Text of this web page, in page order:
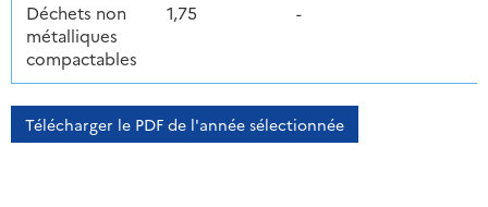
Déchets non
métalliques
compactables
1,75 -
Télécharger le PDF de l'année sélectionnée